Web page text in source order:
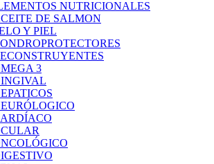
NUTRICIONALES
DE SALMON
Y PIEL
3